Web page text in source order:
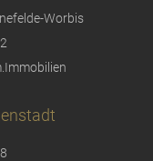
Worbis